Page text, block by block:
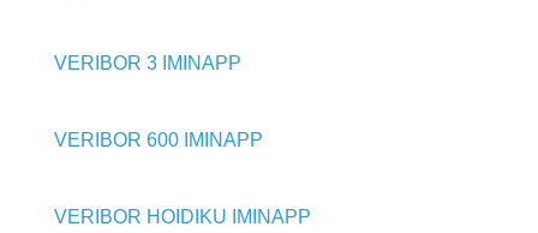
VERIBOR 3 IMINAPP
VERIBOR 600 IMINAPP
VERIBOR HOIDIKU IMINAPP